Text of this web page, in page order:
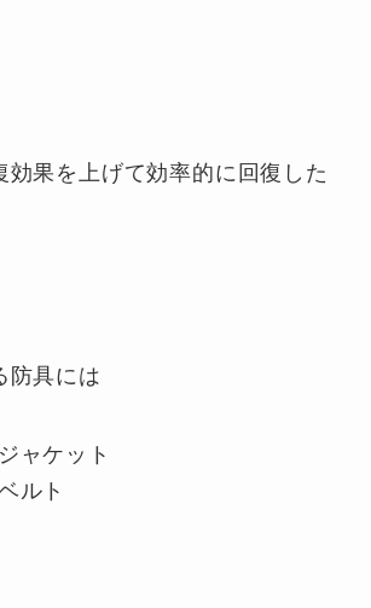
効果を上げて効率的に回復した
防具には
ャケット
ルト